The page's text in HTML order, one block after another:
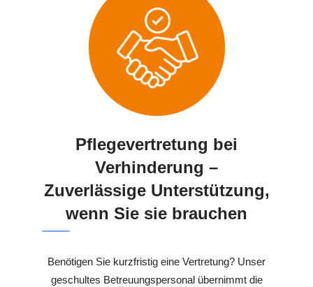
Pflegevertretung bei
Verhinderung –
Zuverlässige Unterstützung,
wenn Sie sie brauchen
Benötigen Sie kurzfristig eine Vertretung? Unser
geschultes Betreuungspersonal übernimmt die